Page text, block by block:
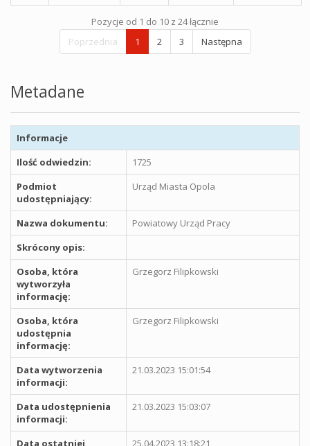
Pozycje od 1 do 10 z 24 łącznie
Poprzednia
1 2 3 Następna
Metadane
Informacje
Ilość odwiedzin:
1725
Podmiot
udostępniający:
Urząd Miasta Opola
Nazwa dokumentu:
Powiatowy Urząd Pracy
Skrócony opis:
Osoba, która
wytworzyła
informację:
Grzegorz Filipkowski
Osoba, która
udostępnia
informację:
Grzegorz Filipkowski
Data wytworzenia
informacji:
21.03.2023 15:01:54
Data udostępnienia
informacji:
21.03.2023 15:03:07
Data ostatniej
25.04.2023 13:18:21